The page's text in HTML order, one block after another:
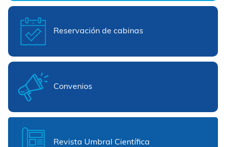
Reservación de cabinas
Convenios
Revista Umbral Científica